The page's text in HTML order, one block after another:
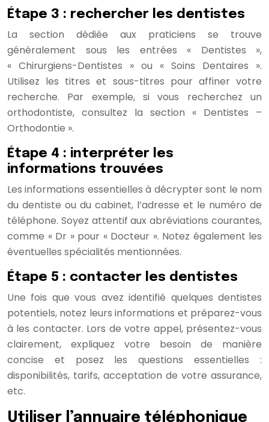
Étape 3 : rechercher les dentistes
La section dédiée aux praticiens se trouve
généralement sous les entrées « Dentistes »,
« Chirurgiens-Dentistes » ou « Soins Dentaires ».
Utilisez les titres et sous-titres pour affiner votre
recherche. Par exemple, si vous recherchez un
orthodontiste, consultez la section « Dentistes –
Orthodontie ».
Étape 4 : interpréter les
informations trouvées
Les informations essentielles à décrypter sont le nom
du dentiste ou du cabinet, l’adresse et le numéro de
téléphone. Soyez attentif aux abréviations courantes,
comme « Dr » pour « Docteur ». Notez également les
éventuelles spécialités mentionnées.
Étape 5 : contacter les dentistes
Une fois que vous avez identifié quelques dentistes
potentiels, notez leurs informations et préparez-vous
à les contacter. Lors de votre appel, présentez-vous
clairement, expliquez votre besoin de manière
concise et posez les questions essentielles :
disponibilités, tarifs, acceptation de votre assurance,
etc.
Utiliser l’annuaire téléphonique